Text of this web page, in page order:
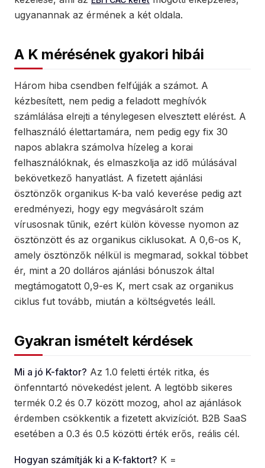
ugyanannak az érmének a két oldala.
A K mérésének gyakori hibái
Három hiba csendben felfújják a számot. A
kézbesített, nem pedig a feladott meghívók
számlálása elrejti a ténylegesen elvesztett elérést. A
felhasználó élettartamára, nem pedig egy fix 30
napos ablakra számolva hízeleg a korai
felhasználóknak, és elmaszkolja az idő múlásával
bekövetkező hanyatlást. A fizetett ajánlási
ösztönzők organikus K-ba való keverése pedig azt
eredményezi, hogy egy megvásárolt szám
vírusosnak tűnik, ezért külön kövesse nyomon az
ösztönzött és az organikus ciklusokat. A 0,6-os K,
amely ösztönzők nélkül is megmarad, sokkal többet
ér, mint a 20 dolláros ajánlási bónuszok által
megtámogatott 0,9-es K, mert csak az organikus
ciklus fut tovább, miután a költségvetés leáll.
Gyakran ismételt kérdések
Mi a jó K-faktor? Az 1.0 feletti érték ritka, és
önfenntartó növekedést jelent. A legtöbb sikeres
termék 0.2 és 0.7 között mozog, ahol az ajánlások
érdemben csökkentik a fizetett akvizíciót. B2B SaaS
esetében a 0.3 és 0.5 közötti érték erős, reális cél.
Hogyan számítják ki a K-faktort? K =